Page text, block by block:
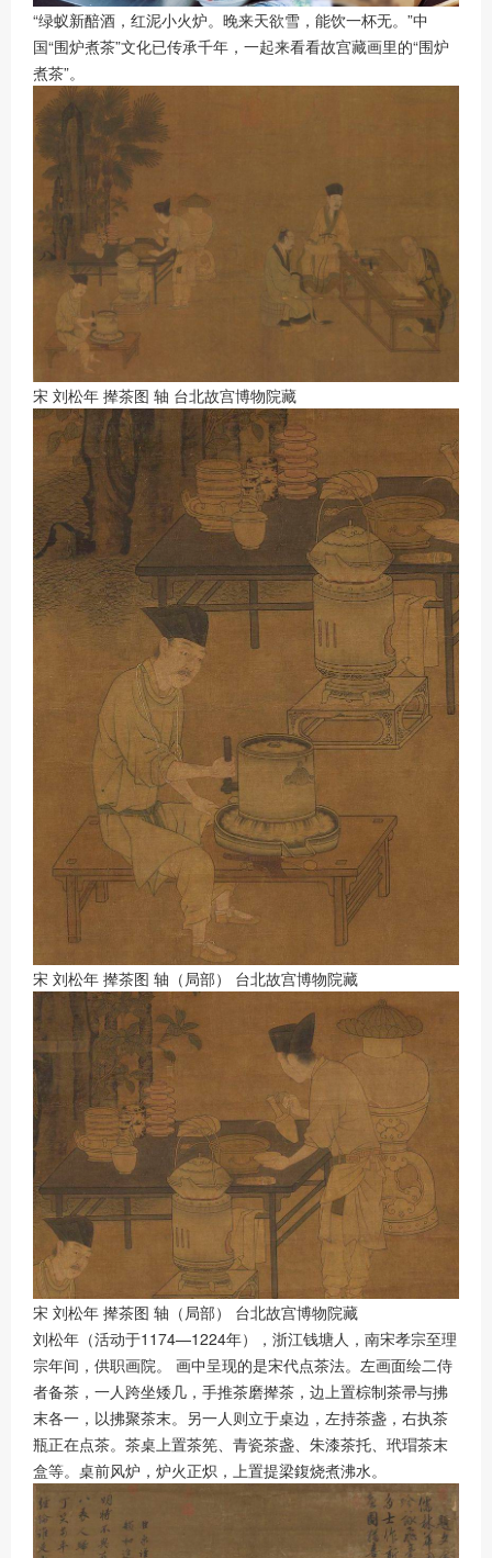
“绿蚁新醅酒，红泥小火炉。晚来天欲雪，能饮一杯无。”中
国“围炉煮茶”文化已传承千年，一起来看看故宫藏画里的“围炉
煮茶”。
宋 刘松年 撵茶图 轴 台北故宫博物院藏
宋 刘松年 撵茶图 轴（局部） 台北故宫博物院藏
宋 刘松年 撵茶图 轴（局部） 台北故宫博物院藏
刘松年（活动于1174—1224年），浙江钱塘人，南宋孝宗至理
宗年间，供职画院。 画中呈现的是宋代点茶法。左画面绘二侍
者备茶，一人跨坐矮几，手推茶磨撵茶，边上置棕制茶帚与拂
末各一，以拂聚茶末。另一人则立于桌边，左持茶盏，右执茶
瓶正在点茶。茶桌上置茶筅、青瓷茶盏、朱漆茶托、玳瑁茶末
盒等。桌前风炉，炉火正炽，上置提梁鍑烧煮沸水。